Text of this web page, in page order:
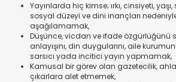
Yayınlarda hiç kimse; ırkı, cinsiyeti, yaşı,
sosyal düzeyi ve dini inançları
aşağılamamak,
Düşünce, vicdan ve ifade özgürlüğünü
anlayışını, din duygularını, aile
sarsıcı yada incitici yayın yapmamak,
Kamusal bir görev olan gazetecilik,
çıkarlara alet etmemek,